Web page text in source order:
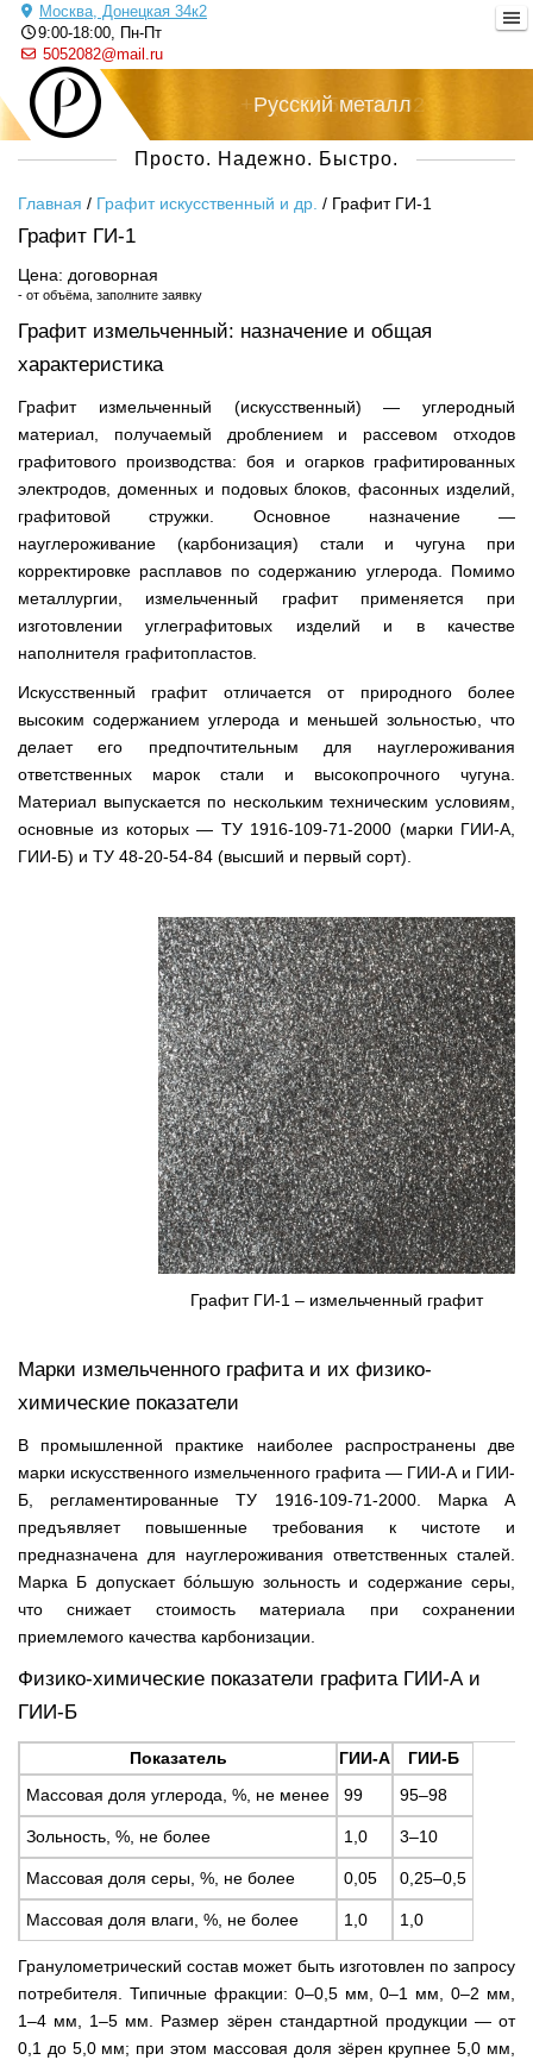
Москва, Донецкая 34к2
9:00-18:00, Пн-Пт
5052082@mail.ru
Русский металл
+7 (495) 505-20-82
Просто. Надежно. Быстро.
Главная / Графит искусственный и др. / Графит ГИ-1
Графит ГИ-1
Цена: договорная
- от объёма, заполните заявку
Графит измельченный: назначение и общая
характеристика
Графит измельченный (искусственный) — углеродный
материал, получаемый дроблением и рассевом отходов
графитового производства: боя и огарков графитированных
электродов, доменных и подовых блоков, фасонных изделий,
графитовой стружки. Основное назначение —
науглероживание (карбонизация) стали и чугуна при
корректировке расплавов по содержанию углерода. Помимо
металлургии, измельченный графит применяется при
изготовлении углеграфитовых изделий и в качестве
наполнителя графитопластов.
Искусственный графит отличается от природного более
высоким содержанием углерода и меньшей зольностью, что
делает его предпочтительным для науглероживания
ответственных марок стали и высокопрочного чугуна.
Материал выпускается по нескольким техническим условиям,
основные из которых — ТУ 1916-109-71-2000 (марки ГИИ-А,
ГИИ-Б) и ТУ 48-20-54-84 (высший и первый сорт).
Графит ГИ-1 – измельченный графит
Марки измельченного графита и их физико-
химические показатели
В промышленной практике наиболее распространены две
марки искусственного измельченного графита — ГИИ-А и ГИИ-
Б, регламентированные ТУ 1916-109-71-2000. Марка А
предъявляет повышенные требования к чистоте и
предназначена для науглероживания ответственных сталей.
Марка Б допускает бо́льшую зольность и содержание серы,
что снижает стоимость материала при сохранении
приемлемого качества карбонизации.
Физико-химические показатели графита ГИИ-А и
ГИИ-Б
Показатель ГИИ-А
ГИИ-Б
Массовая доля углерода, %, не менее
99 95–98
Зольность, %, не более 1,0 3–10
Массовая доля серы, %, не более 0,05 0,25–0,5
Массовая доля влаги, %, не более 1,0 1,0
Гранулометрический состав может быть изготовлен по запросу
потребителя. Типичные фракции: 0–0,5 мм, 0–1 мм, 0–2 мм,
1–4 мм, 1–5 мм. Размер зёрен стандартной продукции — от
0,1 до 5,0 мм; при этом массовая доля зёрен крупнее 5,0 мм,